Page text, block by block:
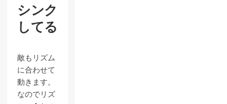
シンク
してる
敵もリズム
に合わせて
動きます。
なのでリズ